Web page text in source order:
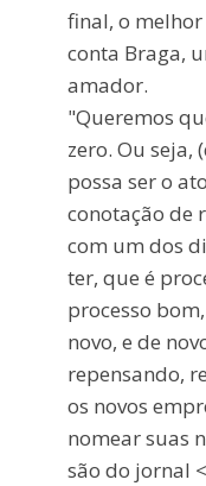
final, o
conta Braga,
amador.
"Queremos
zero. Ou seja,
possa ser o
conotação de
com um dos
ter, que é
processo
novo, e de
repensando,
os novos
nomear suas
são do jornal